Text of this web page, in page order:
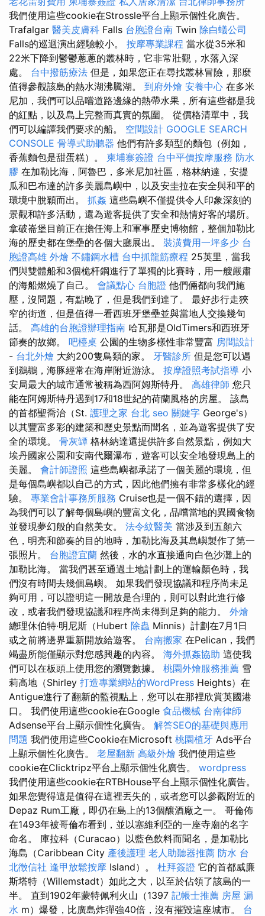
我們使用這些cookie在Strossle平台上顯示個性化廣告。
Trafalgar 醫美皮膚科 Falls 台胞證台南 Twin 除白蟻公司
Falls的巡迴演出經驗較小。 按摩專業課程 當水從35米和
22米下降到鬱鬱蔥蔥的叢林時，它非常壯觀，水落入深
處。 台中撥筋療法 但是，如果您正在尋找叢林冒險，那麼
值得參觀該島的熱水湖沸騰湖。 到府外燴 安養中心 在多米
尼加，我們可以品嚐道路邊緣的熱帶水果，所有這些都是我
的紅點，以及島上完整而真實的氛圍。 從價格清單中，我
們可以編譯我們要求的船。 空間設計 GOOGLE SEARCH
CONSOLE 骨導式助聽器 他們有許多類型的麵包（例如，
香蕉麵包是甜蛋糕）。 柬埔寨簽證 台中平價按摩服務 防水
膠 在加勒比海，阿魯巴，多米尼加社區，格林納達，安提
瓜和巴布達的許多美麗島嶼中，以及安圭拉在安全與和平的
環境中脫穎而出。 抓姦 這些島嶼不僅提供令人印象深刻的
景觀和許多活動，還為遊客提供了安全和熱情好客的場所。
拿破崙堡目前正在擔任海上和軍事歷史博物館，整個加勒比
海的歷史都在堡壘的各個大廳展出。 裝潢費用一坪多少 台
胞證高雄 外燴 不鏽鋼水槽 台中抓龍筋療程 25英里，當我
們與雙體船和3個桅杆鋼進行了單獨的比賽時，用一艘嚴肅
的海船燃燒了自己。 會議點心 台胞證 他們倆都向我們施
壓，沒問題，有點晚了，但是我們到達了。 最好步行走狹
窄的街道，但是值得一看西班牙堡壘並與當地人交換幾句
話。 高雄的台胞證辦理指南 哈瓦那是OldTimers和西班牙
節奏的故鄉。 吧檯桌 公園的生物多樣性非常豐富 房間設計
- 台北外燴 大約200隻鳥類的家。 牙醫診所 但是您可以遇
到鵜鶘，海豚經常在海岸附近游泳。 按摩證照考試指導 小
安局最大的城市通常被稱為西阿姆斯特丹。 高雄律師 您只
能在阿姆斯特丹遇到17和18世紀的荷蘭風格的房屋。 該島
的首都聖喬治（St. 護理之家 台北 seo 關鍵字 George's）
以其豐富多彩的建築和歷史景點而聞名，並為遊客提供了安
全的環境。 骨灰罈 格林納達還提供許多自然景點，例如大
埃丹國家公園和安南代爾瀑布，遊客可以安全地發現島上的
美麗。 會計師證照 這些島嶼都承諾了一個美麗的環境，但
是每個島嶼都以自己的方式，因此他們擁有非常多樣化的經
驗。 專業會計事務所服務 Cruise也是一個不錯的選擇，因
為我們可以了解每個島嶼的豐富文化，品嚐當地的異國食物
並發現夢幻般的自然美女。 法令紋醫美 當涉及到五顏六
色，明亮和節奏的目的地時，加勒比海及其島嶼製作了第一
張照片。 台胞證宜蘭 然後，水的水直接通向白色沙灘上的
加勒比海。 當我們甚至通過土地計劃上的運輸顏色時，我
們沒有時間去幾個島嶼。 如果我們發現協議和程序尚未足
夠可用，可以證明這一開放是合理的，則可以對此進行修
改，或者我們發現協議和程序尚未得到足夠的能力。 外燴
總理休伯特·明尼斯（Hubert 除蟲 Minnis）計劃在7月1日
或之前將邊界重新開放給遊客。 台南搬家 在Pelican，我們
竭盡所能僅顯示對您感興趣的內容。 海外抓姦協助 這使我
們可以在板頭上使用您的瀏覽數據。 桃園外燴服務推薦 雪
莉高地（Shirley 打造專業網站的WordPress Heights）在
Antigue進行了翻新的監視點上，您可以在那裡欣賞英國港
口。 我們使用這些cookie在Google 食品機械 台南律師
Adsense平台上顯示個性化廣告。 解答SEO的基礎與應用
問題 我們使用這些Cookie在Microsoft 桃園植牙 Ads平台
上顯示個性化廣告。 老屋翻新 高級外燴 我們使用這些
cookie在Clicktripz平台上顯示個性化廣告。 wordpress
我們使用這些cookie在RTBHouse平台上顯示個性化廣告。
如果您覺得這是值得在這裡丟失的，或者您可以參觀附近的
Depaz Rum工廠，即仍在島上的13個釀酒廠之一。 哥倫佈
在1493年被哥倫布看到，並以塞維利亞的一座寺廟的名字
命名。 庫拉科（Curacao）以藍色飲料而聞名，是加勒比
海島（Caribbean City 產後護理 老人助聽器推薦 防水 台
北徵信社 逢甲放鬆按摩 Island）。 杜拜簽證 它的首都威廉
斯塔特（Willemstadt）如此之大，以至於佔領了該島的一
半。 直到1902年蒙特佩利火山（1397 記帳士推薦 房屋 漏
水 m）爆發，比廣島炸彈強40倍，沒有摧毀這座城市。 台